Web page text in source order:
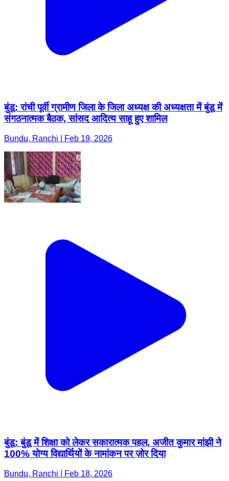
बुंडू: रांची पूर्वी ग्रामीण जिला के जिला अध्यक्ष की अध्यक्षता में बुंडू में
संगठनात्मक बैठक, सांसद आदित्य साहू हुए शामिल
Bundu, Ranchi | Feb 19, 2026
बुंडू: बुंडू में शिक्षा को लेकर सकारात्मक पहल, अजीत कुमार मांझी ने
100% योग्य विद्यार्थियों के नामांकन पर ज़ोर दिया
Bundu, Ranchi | Feb 18, 2026